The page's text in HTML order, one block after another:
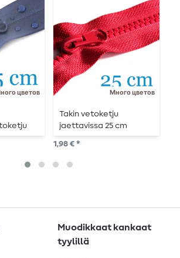
цветов Много цветов
Takin vetoketju
jaettavissa 25 cm
1,98 € *
Muodikkaat kankaat
tyylillä